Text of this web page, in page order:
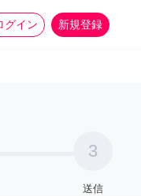
グイン 新規登録
家事 more_horiz
3
送信